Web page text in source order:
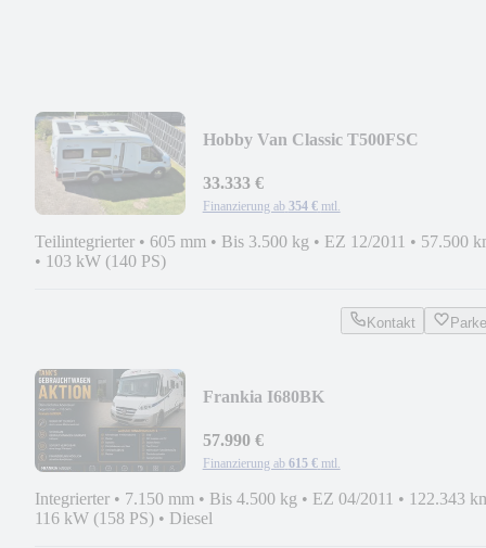
Hobby Van Classic T500FSC
33.333 €
Finanzierung ab 354 € mtl.
Teilintegrierter • 605 mm • Bis 3.500 kg • EZ 12/2011 • 57.500
• 103 kW (140 PS)
Kontakt
Frankia I680BK
57.990 €
Finanzierung ab 615 € mtl.
Integrierter • 7.150 mm • Bis 4.500 kg • EZ 04/2011 • 122.343
116 kW (158 PS) • Diesel